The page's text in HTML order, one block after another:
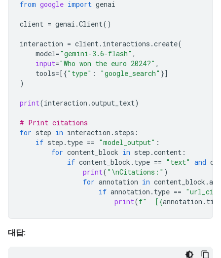
from google import genai
client = genai .Client()
interaction = client. interactions .create(
model="gemini-3.6-flash" ,
input="Who won the euro 2024?" ,
tools=[{"type" : "google_search" }]
)
print(interaction .output_text)
# Print citations
for step in interaction . steps :
if step . type == "model_output" :
for content_block in step .content :
if content_block . type == "text" and
print( " \nCitations:" )
for annotation in content_block .
if annotation . type ==
print(f"  [{annotation .
대답: